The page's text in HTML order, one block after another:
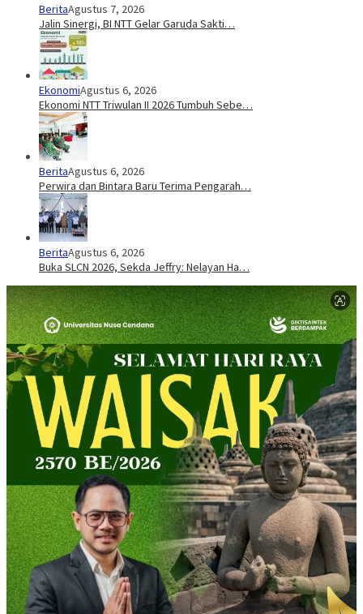
BeritaAgustus 7, 2026
Jalin Sinergi, BI NTT Gelar Garuda Sakti…
EkonomiAgustus 6, 2026
Ekonomi NTT Triwulan II 2026 Tumbuh Sebe…
BeritaAgustus 6, 2026
Perwira dan Bintara Baru Terima Pengarah…
BeritaAgustus 6, 2026
Buka SLCN 2026, Sekda Jeffry: Nelayan Ha…